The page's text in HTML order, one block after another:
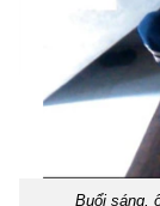
Buổi sáng,